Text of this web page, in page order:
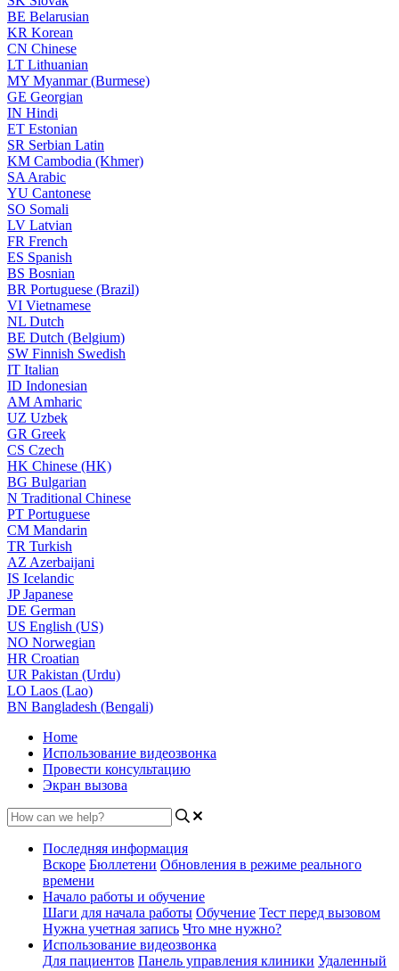
BE Belarusian
KR Korean
CN Chinese
LT Lithuanian
MY Myanmar (Burmese)
GE Georgian
IN Hindi
ET Estonian
SR Serbian Latin
KM Cambodia (Khmer)
SA Arabic
YU Cantonese
SO Somali
LV Latvian
FR French
ES Spanish
BS Bosnian
BR Portuguese (Brazil)
VI Vietnamese
NL Dutch
BE Dutch (Belgium)
SW Finnish Swedish
IT Italian
ID Indonesian
AM Amharic
UZ Uzbek
GR Greek
CS Czech
HK Chinese (HK)
BG Bulgarian
N Traditional Chinese
PT Portuguese
CM Mandarin
TR Turkish
AZ Azerbaijani
IS Icelandic
JPJapanese
DE German
US English (US)
NO Norwegian
HR Croatian
UR Pakistan (Urdu)
LO Laos (Lao)
BN Bangladesh (Bengali)
Home
Использование видеозвонка
Провести консультацию
Экран вызова
Последняя информация
Вскоре Бюллетени Обновления в режиме реального
времени
Начало работы и обучение
Шаги для начала работы Обучение Тест перед вызовом
Нужна учетная запись Что мне нужно?
Использование видеозвонка
Для пациентов Панель управления клиники Удаленный